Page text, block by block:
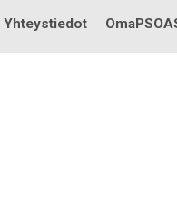
Testi
Yhteystiedot